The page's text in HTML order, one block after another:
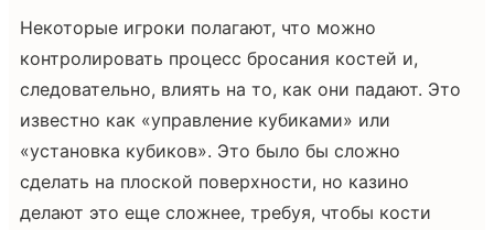
Некоторые игроки полагают, что можно
контролировать процесс бросания костей и,
следовательно, влиять на то, как они падают. Это
известно как «управление кубиками» или
«установка кубиков». Это было бы сложно
сделать на плоской поверхности, но казино
делают это еще сложнее, требуя, чтобы кости